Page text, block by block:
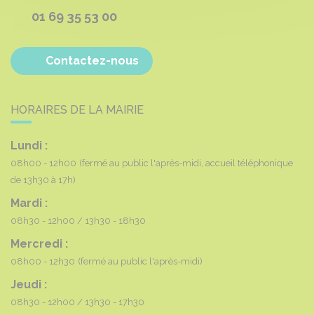
01 69 35 53 00
Contactez-nous
HORAIRES DE LA MAIRIE
Lundi :
08h00 - 12h00 (fermé au public l'après-midi, accueil téléphonique
de 13h30 à 17h)
Mardi :
08h30 - 12h00 13h30 - 18h30
Mercredi :
08h00 - 12h30 (fermé au public l'après-midi)
Jeudi :
08h30 - 12h00 13h30 - 17h30